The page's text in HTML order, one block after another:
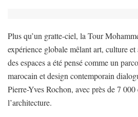
Plus qu’un gratte-ciel, la Tour
expérience globale mêlant art, culture
des espaces a été pensé comme un
marocain et design contemporain
Pierre-Yves Rochon, avec près de 7
l’architecture.